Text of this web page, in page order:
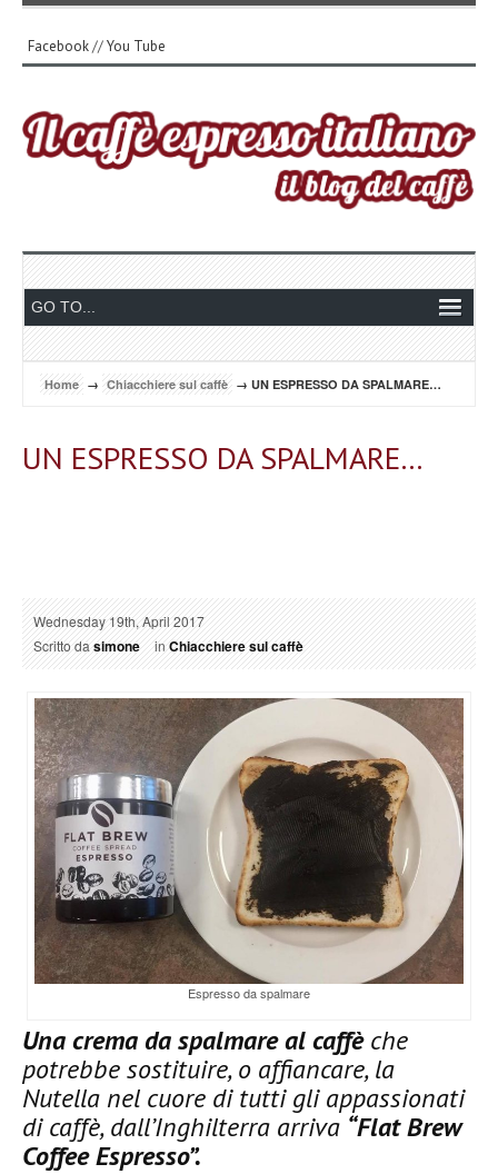
Facebook//You Tube
Home → Chiacchiere sul caffè → UN ESPRESSO DA SPALMARE…
UN ESPRESSO DA SPALMARE…
Wednesday 19th, April 2017
Scritto dasimone inChiacchiere sul caffè
Espresso da spalmare
Una crema da spalmare al caffèche
potrebbe sostituire, o affiancare, la
Nutella nel cuore di tutti gli appassionati
di caffè, dall’Inghilterra arriva “Flat Brew
Coffee Espresso”.